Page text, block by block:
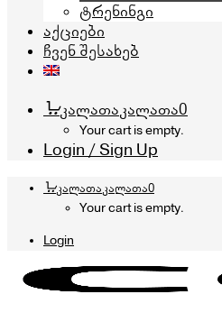
ტრენინგი
აქციები
ჩვენ შესახებ
კალათაკალათა0
Your cart is empty.
Login / Sign Up
კალათაკალათა0
Your cart is empty.
Login